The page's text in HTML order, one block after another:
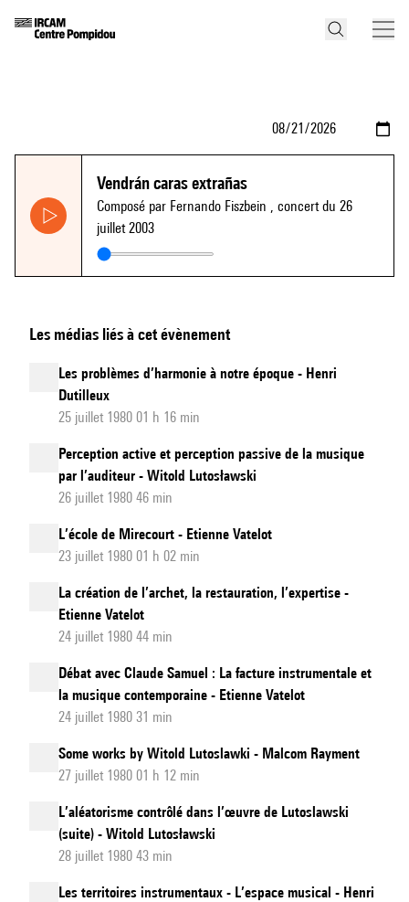
Vendrán caras extrañas
Composé par Fernando Fiszbein , concert du 26
juillet 2003
Les médias liés à cet évènement
Les problèmes d’harmonie à notre époque - Henri
Dutilleux
25 juillet 1980 01 h 16 min
Perception active et perception passive de la musique
par l’auditeur - Witold Lutosławski
26 juillet 1980 46 min
L’école de Mirecourt - Etienne Vatelot
23 juillet 1980 01 h 02 min
La création de l’archet, la restauration, l’expertise -
Etienne Vatelot
24 juillet 1980 44 min
Débat avec Claude Samuel : La facture instrumentale et
la musique contemporaine - Etienne Vatelot
24 juillet 1980 31 min
Some works by Witold Lutoslawki - Malcom Rayment
27 juillet 1980 01 h 12 min
L’aléatorisme contrôlé dans l’œuvre de Lutoslawski
(suite) - Witold Lutosławski
28 juillet 1980 43 min
Les territoires instrumentaux - L’espace musical - Henri